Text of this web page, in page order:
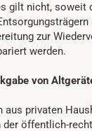
gilt nicht, soweit
zur
werden.
von
aus privaten
der öffentlich-